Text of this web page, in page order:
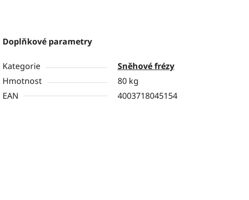
Doplňkové parametry
Kategorie
Sněhové frézy
Hmotnost
80 kg
EAN
4003718045154